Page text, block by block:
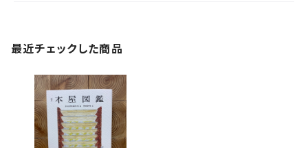
最近チェックした商品